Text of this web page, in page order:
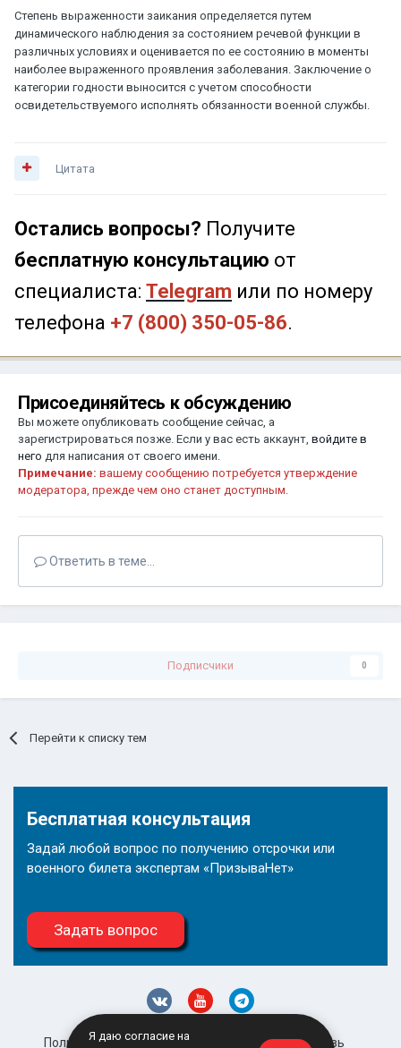
Степень выраженности заикания определяется путем
динамического наблюдения за состоянием речевой функции в
различных условиях и оценивается по ее состоянию в моменты
наиболее выраженного проявления заболевания. Заключение о
категории годности выносится с учетом способности
освидетельствуемого исполнять обязанности военной службы.
Цитата
Остались вопросы? Получите
бесплатную консультацию от
специалиста: Telegram или по номеру
телефона +7 (800) 350-05-86.
Присоединяйтесь к обсуждению
Вы можете опубликовать сообщение сейчас, а
зарегистрироваться позже. Если у вас есть аккаунт, войдите в
него для написания от своего имени.
Примечание: вашему сообщению потребуется утверждение
модератора, прежде чем оно станет доступным.
Ответить в теме...
Подписчики 0
Перейти к списку тем
Бесплатная консультация
Задай любой вопрос по получению отсрочки или
военного билета экспертам «ПризываНет»
Задать вопрос
Политика конфиденциальности Обратная связь
Я даю согласие на